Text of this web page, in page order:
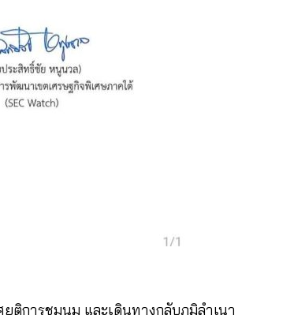
ติการชุมนุม และเดินทางกลับภูมิลำเนา